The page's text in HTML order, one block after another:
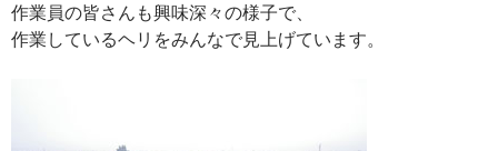
作業員の皆さんも興味深々の様子で、
作業しているヘリをみんなで見上げています。